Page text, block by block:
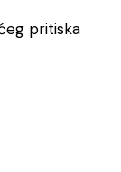
pritiska